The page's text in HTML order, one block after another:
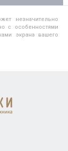
незначительно
с особенностями
экрана вашего